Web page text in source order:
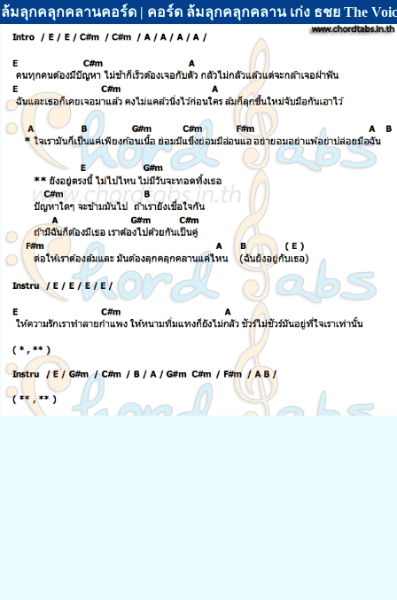
ล้มลุกคลุกคลานคอร์ด | คอร์ด ล้มลุกคลุกคลาน เก่ง ธชย The